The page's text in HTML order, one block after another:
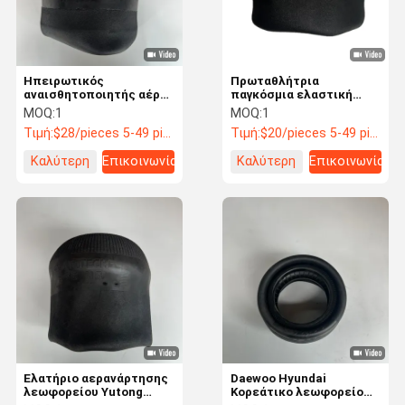
Αρχική
Σελίδα
Προϊόντα
Εμάς
Εργοστασίων
Πρωταθλήτρια
παγκόσμια ελαστική
ανάρτησης αέρα
MOQ:1
Τιμή:$20/pieces 5-49 pieces
Καλύτερη
Επικοινωνία
Ηπειρωτικός
αναισθητοποιητής αέρα
ελατήρια 916N5 για
γενικά μοντέλα
λεωφορείων
MOQ:1
Τιμή:$28/pieces 5-49 pieces
Καλύτερη
Επικοινωνία
Daewoo Hyundai
Κορεάτικο λεωφορείο
Ελατήριο αερανάρτησης
λεωφορείου Yutong